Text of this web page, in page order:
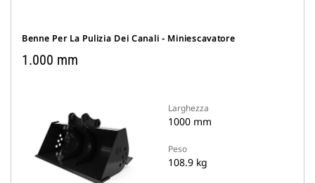
Benne Per La Pulizia Dei Canali - Miniescavatore
1.000 mm
Larghezza
1000 mm
Peso
108.9 kg